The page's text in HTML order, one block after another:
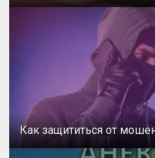
Как защититься от